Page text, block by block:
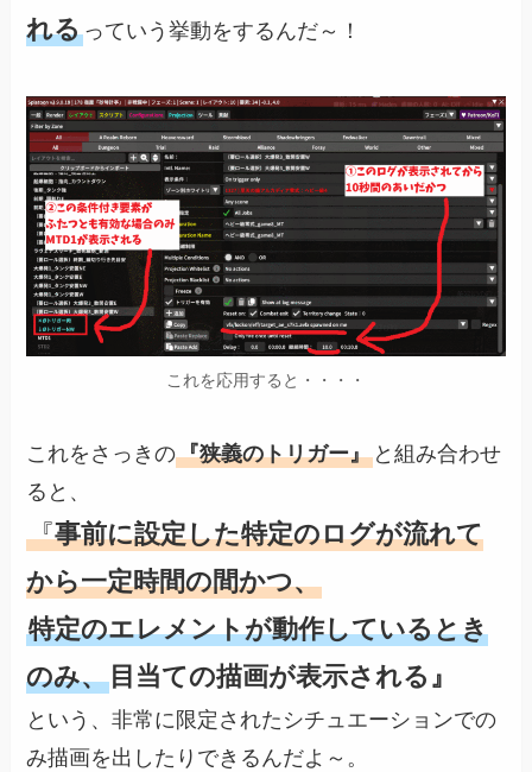
れるっていう挙動をするんだ～！
これを応用すると・・・・
これをさっきの『狭義のトリガー』 と組み合わせ
ると、
『事前に設定した特定のログが流れて
から一定時間の間かつ、
特定のエレメントが動作しているとき
のみ、 目当ての描画が表示される』
という、非常に限定されたシチュエーションでの
み描画を出したりできるんだよ～。